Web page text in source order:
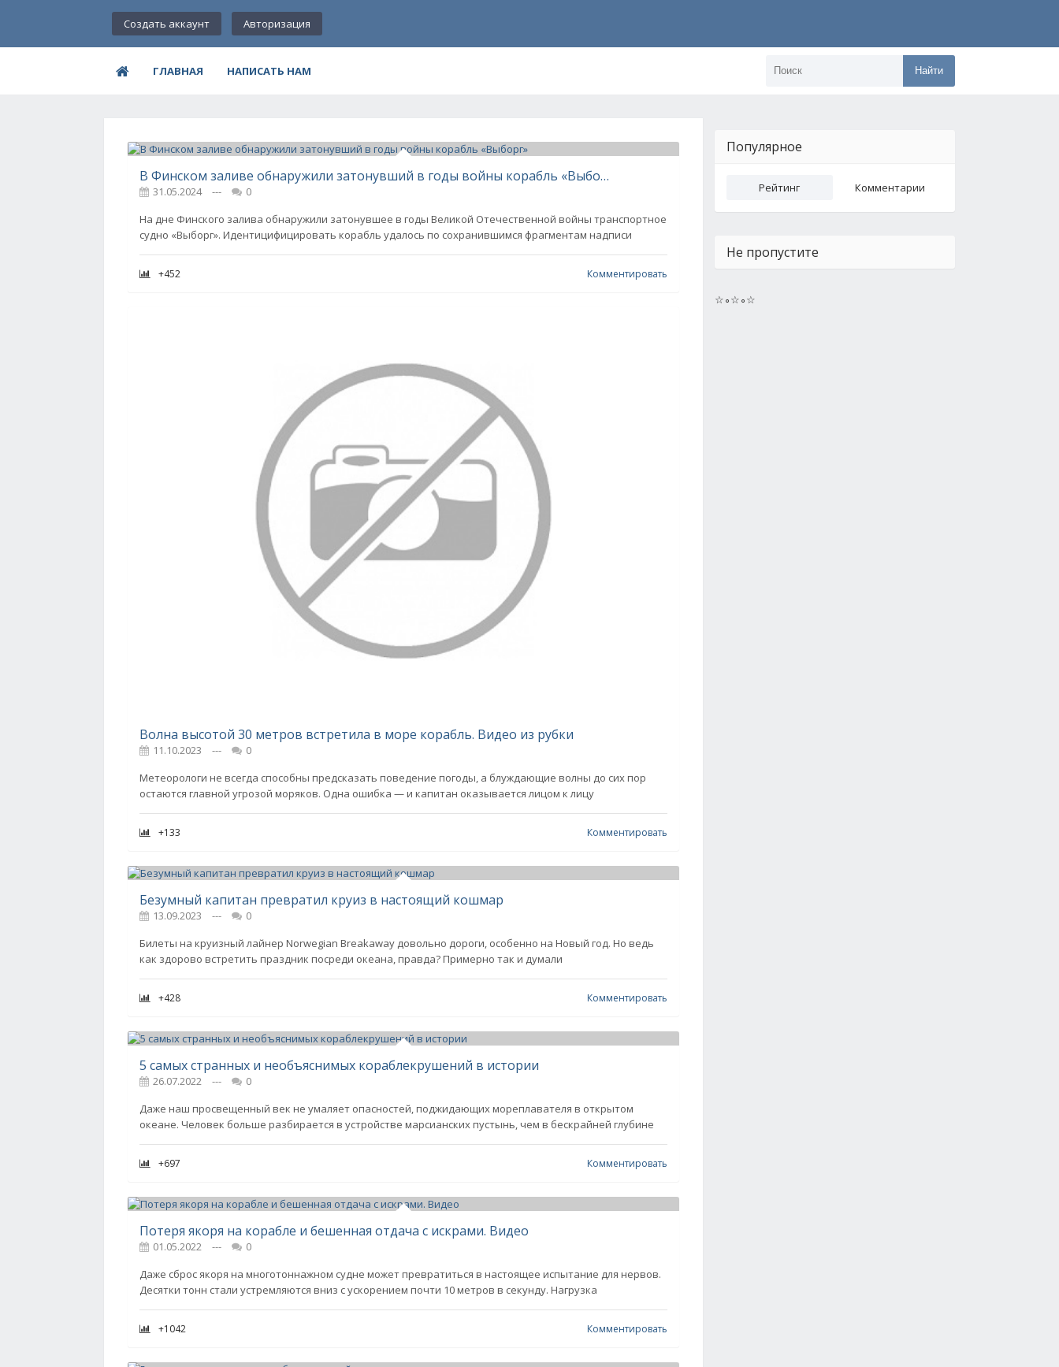
Создать аккаунт Авторизация
ГЛАВНАЯ НАПИСАТЬ НАМ Найти
В Финском заливе обнаружили затонувший в годы войны корабль «Выборг»
31.05.2024 ---
0
На дне Финского залива обнаружили затонувшее в годы Великой Отечественной войны транспортное
судно «Выборг». Идентицифицировать корабль удалось по сохранившимся фрагментам надписи
+452 Комментировать
Волна высотой 30 метров встретила в море корабль. Видео из рубки
11.10.2023 ---
0
Метеорологи не всегда способны предсказать поведение погоды, а блуждающие волны до сих пор
остаются главной угрозой моряков. Одна ошибка — и капитан оказывается лицом к лицу
+133 Комментировать
Безумный капитан превратил круиз в настоящий кошмар
13.09.2023 ---
0
Билеты на круизный лайнер Norwegian Breakaway довольно дороги, особенно на Новый год. Но ведь
как здорово встретить праздник посреди океана, правда? Примерно так и думали
+428 Комментировать
5 самых странных и необъяснимых кораблекрушений в истории
26.07.2022 ---
0
Даже наш просвещенный век не умаляет опасностей, поджидающих мореплавателя в открытом
океане. Человек больше разбирается в устройстве марсианских пустынь, чем в бескрайней глубине
+697 Комментировать
Потеря якоря на корабле и бешенная отдача с искрами. Видео
01.05.2022 ---
0
Даже сброс якоря на многотоннажном судне может превратиться в настоящее испытание для нервов.
Десятки тонн стали устремляются вниз с ускорением почти 10 метров в секунду. Нагрузка
+1042 Комментировать
Популярное
Рейтинг Комментарии
Не пропустите
☆∘☆∘☆